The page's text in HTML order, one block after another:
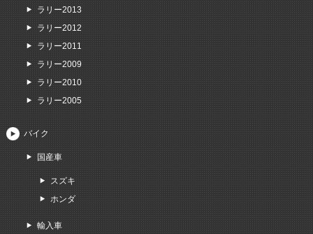
ラリー2013
ラリー2012
ラリー2011
ラリー2009
ラリー2010
ラリー2005
バイク
国産車
スズキ
ホンダ
輸入車